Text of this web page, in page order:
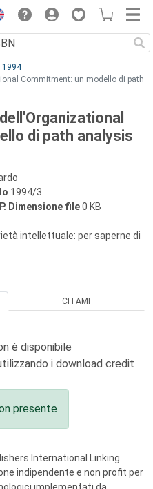
1994
Commitment: un modello di path
di path analysis
1994/3
P. Dimensione file0 KB
intellettuale: per saperne di
CITAMI
è disponibile
i download credit
presente
International Linking
indipendente e non profit per